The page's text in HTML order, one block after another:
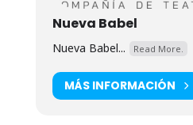
Nueva Babel
Nueva Babel... Read More.
MÁS INFORMACIÓN